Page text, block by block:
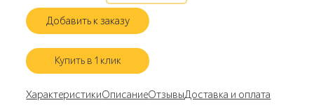
Добавить к заказу
Купить в 1 клик
ХарактеристикиОписаниеОтзывыДоставка и оплата